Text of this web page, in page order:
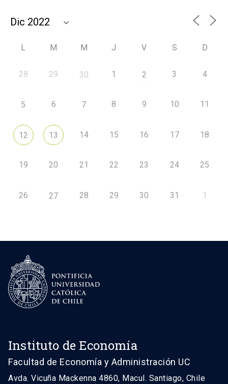
L M M J V S D
28 29 30 1 2 3 4
5 6 7 8 9 10 11
12 13 14 15 16 17 18
19 20 21 22 23 24 25
26 27 28 29 30 31 1
Instituto de Economía
Facultad de Economía y Administración UC
Avda. Vicuña Mackenna 4860, Macul. Santiago, Chile